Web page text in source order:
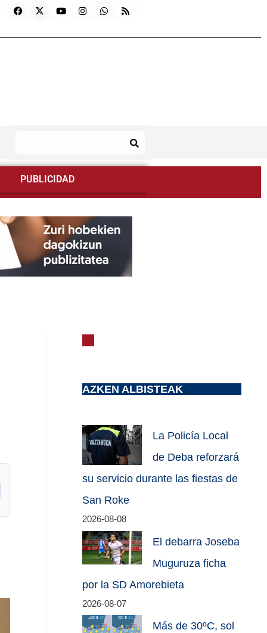
PUBLICIDAD
AZKEN ALBISTEAK
La Policía Local
de Deba reforzará
su servicio durante las fiestas de
San Roke
2026-08-08
El debarra Joseba
Muguruza ficha
por la SD Amorebieta
2026-08-07
Más de 30ºC, sol